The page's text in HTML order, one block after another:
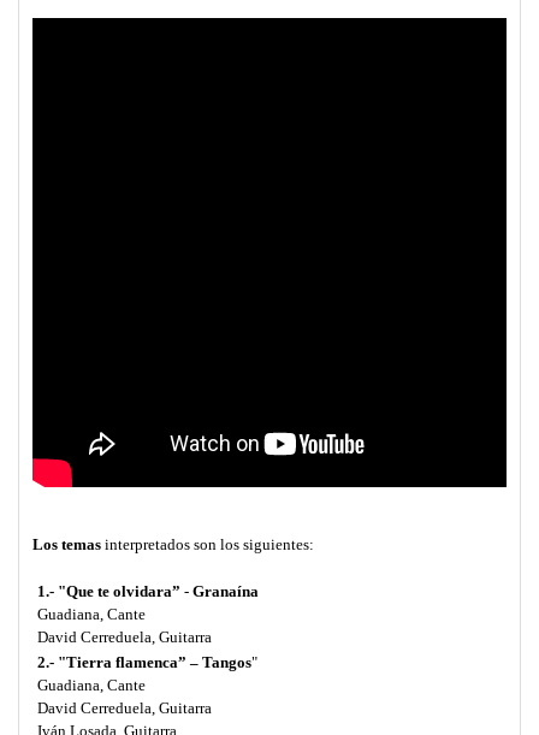
Los temas interpretados son los siguientes:
1.- "Que te olvidara” - Granaína
Guadiana, Cante
David Cerreduela, Guitarra
2.- "Tierra flamenca” – Tangos"
Guadiana, Cante
David Cerreduela, Guitarra
Iván Losada, Guitarra